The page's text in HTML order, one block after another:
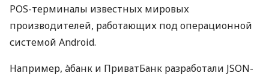
POS-терминалы известных мировых
производителей, работающих под операционной
системой Android.
Например, àбанк и ПриватБанк разработали JSON-